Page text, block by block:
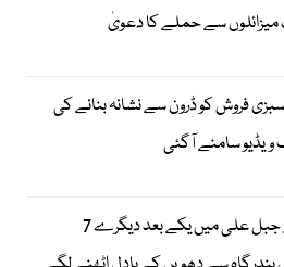
سے حملے کا دعویٰ
فروش کو ڈرون سے نشانہ بنانے کی
سامنے آگئی
دبئی کے جبل علی میں یکے بعد دیگرے 7